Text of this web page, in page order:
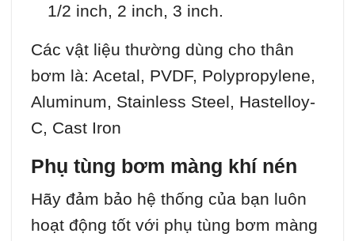
1/2 inch, 2 inch, 3 inch.
Các vật liệu thường dùng cho thân
bơm là: Acetal, PVDF, Polypropylene,
Aluminum, Stainless Steel, Hastelloy-
C, Cast Iron
Phụ tùng bơm màng khí nén
Hãy đảm bảo hệ thống của bạn luôn
hoạt động tốt với phụ tùng bơm màng